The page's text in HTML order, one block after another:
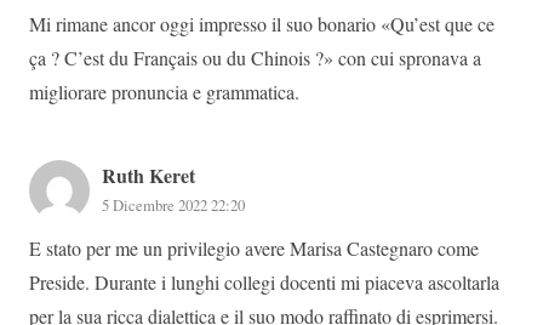
Mi rimane ancor oggi impresso il suo bonario «Qu’est que ce
ça ? C’est du Français ou du Chinois ?» con cui spronava a
migliorare pronuncia e grammatica.
Ruth Keret
5 Dicembre 2022 22:20
E stato per me un privilegio avere Marisa Castegnaro come
Preside. Durante i lunghi collegi docenti mi piaceva ascoltarla
per la sua ricca dialettica e il suo modo raffinato di esprimersi.